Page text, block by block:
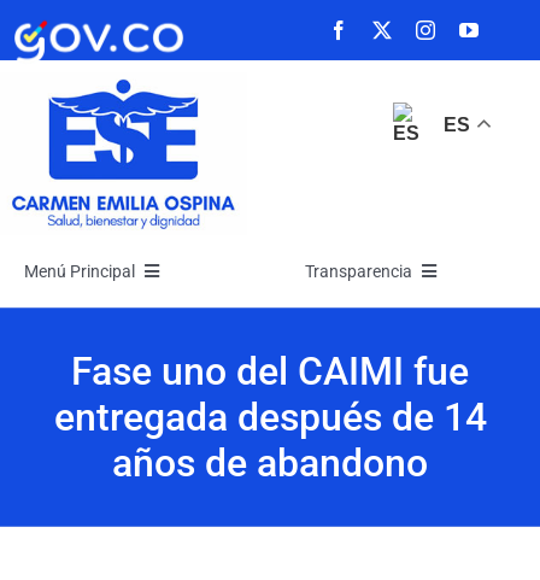
Saltar
ES
Menú Principal
La Empresa
Transparencia
Atención y Servicios a la Ciudadanía
Fase uno del CAIMI fue
entregada después de 14
años de abandono